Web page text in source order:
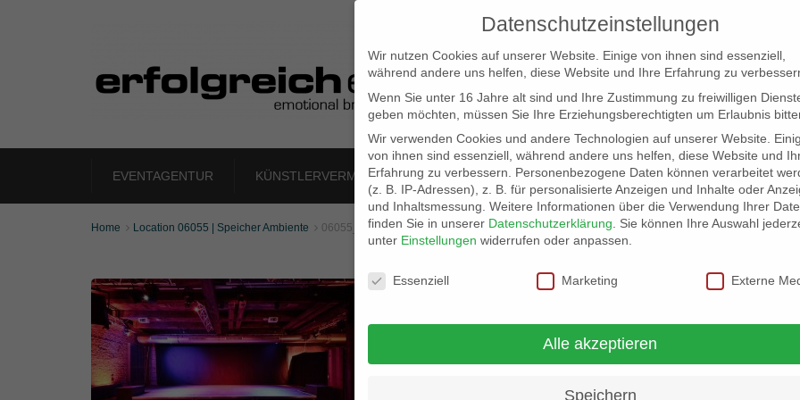
EVENTAGENTUR KÜNSTLERVERMITTLUNG LOCATION SCOUT ELB-LOCATION: PANORAMA
Home  Location 06055 | Speicher Ambiente  06055_04
Datenschutzeinstellungen
Wir nutzen Cookies auf unserer Website. Einige von ihnen sind essenziell,
während andere uns helfen, diese Website und Ihre Erfahrung zu
Wenn Sie unter 16 Jahre alt sind und Ihre Zustimmung zu freiwilligen
geben möchten, müssen Sie Ihre Erziehungsberechtigten um Erlaubnis
Wir verwenden Cookies und andere Technologien auf unserer Website.
von ihnen sind essenziell, während andere uns helfen, diese Website und
Erfahrung zu verbessern.
Personenbezogene Daten können verarbeitet
(z. B. IP-Adressen), z. B. für personalisierte Anzeigen und Inhalte oder
und Inhaltsmessung. Weitere Informationen über die Verwendung Ihrer
finden Sie in unserer Datenschutzerklärung
Sie können Ihre Auswahl
unter Einstellungen widerrufen oder anpassen.
Datenschutzeinstellungen
Essenziell Marketing Externe
Alle akzeptieren
Speichern